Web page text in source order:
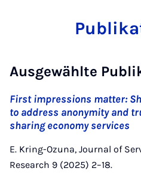
Ausgewählte
First impressions matter:
to address anonymity and
sharing economy services
E. Kring-Ozuna, Journal of
Research 9 (2025) 2–18.